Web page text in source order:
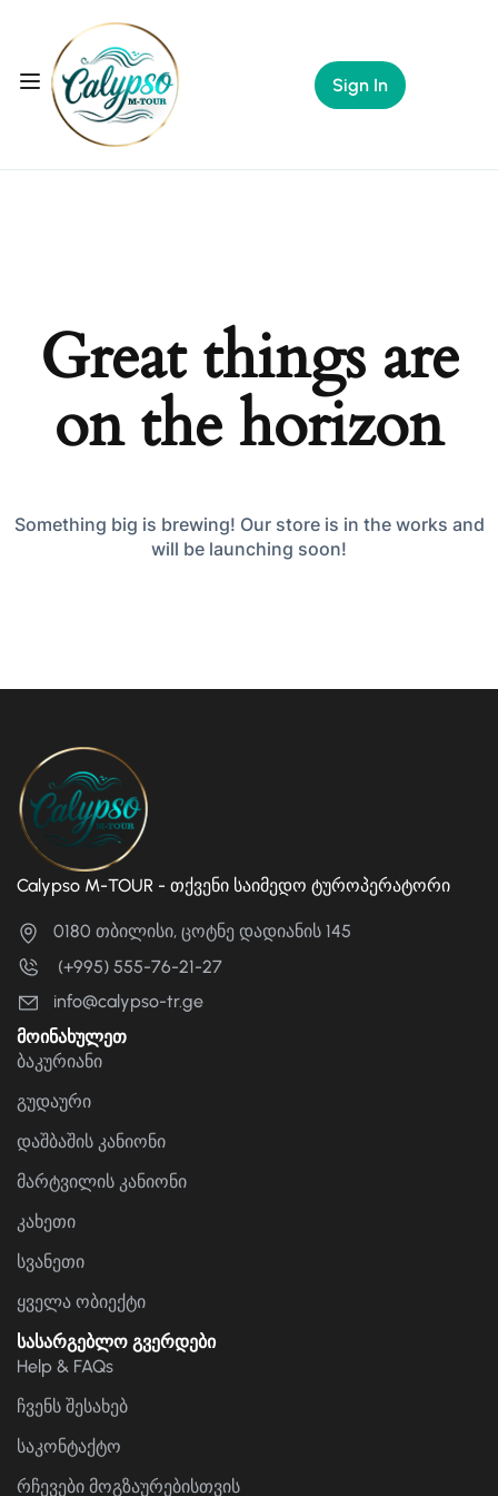
Sign In
Great things are
on the horizon
Something big is brewing! Our store is in the works and
will be launching soon!
Calypso M-TOUR - თქვენი საიმედო ტუროპერატორი
0180 თბილისი, ცოტნე დადიანის 145
(+995) 555-76-21-27
info@calypso-tr.ge
მოინახულეთ
ბაკურიანი
გუდაური
დაშბაშის კანიონი
მარტვილის კანიონი
კახეთი
სვანეთი
ყველა ობიექტი
სასარგებლო გვერდები
Help & FAQs
ჩვენს შესახებ
საკონტაქტო
რჩევები მოგზაურებისთვის